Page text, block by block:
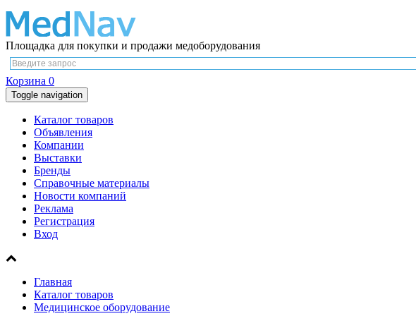
Площадка для покупки и продажи медоборудования
Корзина 0
Toggle navigation
Каталог товаров
Объявления
Компании
Выставки
Бренды
Справочные материалы
Новости компаний
Реклама
Регистрация
Вход
Главная
Каталог товаров
Медицинское оборудование